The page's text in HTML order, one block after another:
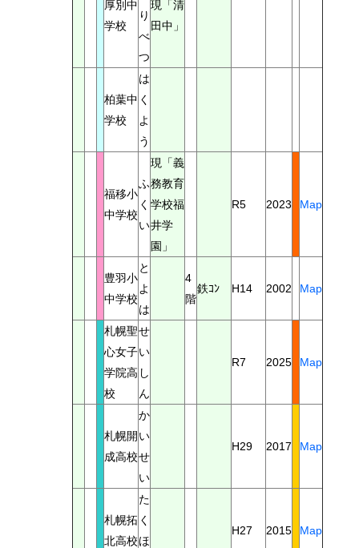
厚別中
学校
り
べ
つ
現「清
田中」
柏葉中
学校
は
く
よ
う
福移小
中学校
ふ
く
い
現「義
務教育
学校福
井学
園」
R5 2023 Map
豊羽小
中学校
と
よ
は
4
階
鉄ｺﾝ H14 2002 Map
札幌聖
心女子
学院高
校
せ
い
し
ん
R7 2025 Map
札幌開
成高校
か
い
せ
い
H29 2017 Map
札幌拓
北高校
た
く
ほ
H27 2015 Map